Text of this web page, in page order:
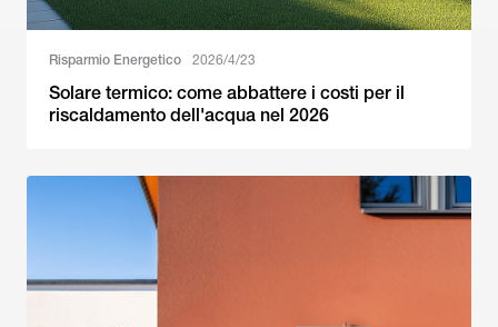
Risparmio Energetico 2026/4/23
Solare termico: come abbattere i costi per il
riscaldamento dell'acqua nel 2026